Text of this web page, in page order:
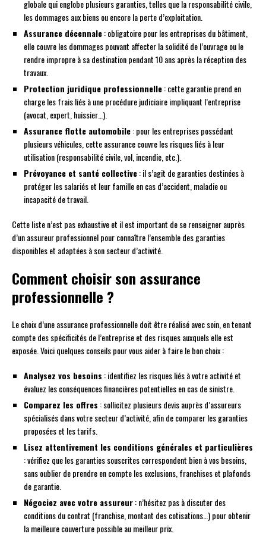
globale qui englobe plusieurs garanties, telles que la responsabilité civile,
les dommages aux biens ou encore la perte d’exploitation.
Assurance décennale: obligatoire pour les entreprises du bâtiment,
elle couvre les dommages pouvant affecter la solidité de l’ouvrage ou le
rendre impropre à sa destination pendant 10 ans après la réception des
travaux.
Protection juridique professionnelle: cette garantie prend en
charge les frais liés à une procédure judiciaire impliquant l’entreprise
(avocat, expert, huissier…).
Assurance flotte automobile: pour les entreprises possédant
plusieurs véhicules, cette assurance couvre les risques liés à leur
utilisation (responsabilité civile, vol, incendie, etc.).
Prévoyance et santé collective: il s’agit de garanties destinées à
protéger les salariés et leur famille en cas d’accident, maladie ou
incapacité de travail.
Cette liste n’est pas exhaustive et il est important de se renseigner auprès
d’un assureur professionnel pour connaître l’ensemble des garanties
disponibles et adaptées à son secteur d’activité.
Comment choisir son assurance
professionnelle ?
Le choix d’une assurance professionnelle doit être réalisé avec soin, en tenant
compte des spécificités de l’entreprise et des risques auxquels elle est
exposée. Voici quelques conseils pour vous aider à faire le bon choix :
Analysez vos besoins : identifiez les risques liés à votre activité et
évaluez les conséquences financières potentielles en cas de sinistre.
Comparez les offres : sollicitez plusieurs devis auprès d’assureurs
spécialisés dans votre secteur d’activité, afin de comparer les garanties
proposées et les tarifs.
Lisez attentivement les conditions générales et particulières
: vérifiez que les garanties souscrites correspondent bien à vos besoins,
sans oublier de prendre en compte les exclusions, franchises et plafonds
de garantie.
Négociez avec votre assureur: n’hésitez pas à discuter des
conditions du contrat (franchise, montant des cotisations…) pour obtenir
la meilleure couverture possible au meilleur prix.